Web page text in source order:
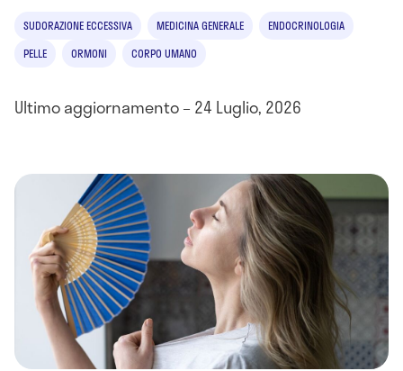
SUDORAZIONE ECCESSIVA MEDICINA GENERALE
ENDOCRINOLOGIA
PELLE
ORMONI CORPO UMANO
Ultimo aggiornamento – 24 Luglio, 2026